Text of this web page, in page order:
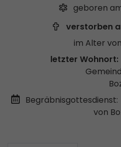
geboren
verstorben
im Alter
letzter Wohnort:
Begräbnisgottesdienst:
von